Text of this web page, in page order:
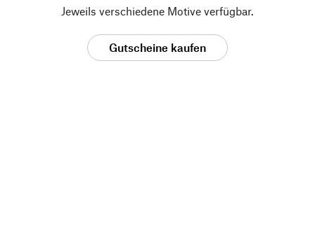
Jeweils verschiedene Motive verfügbar.
Gutscheine kaufen